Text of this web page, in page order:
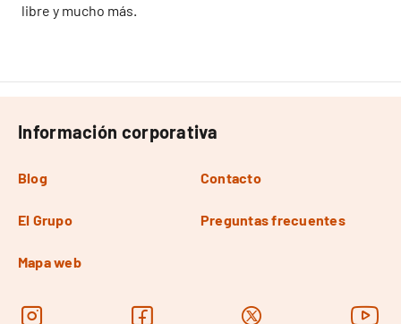
libre y mucho más.
Información corporativa
Blog Contacto
El Grupo Preguntas frecuentes
Mapa web